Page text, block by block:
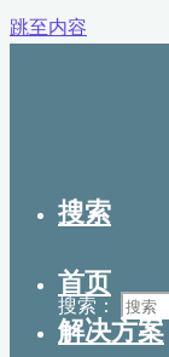
跳至内容
搜索
搜索：
首页
解决方案